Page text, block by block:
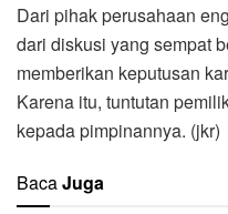
Dari pihak perusahaan
dari diskusi yang sempat
memberikan keputusan
Karena itu, tuntutan
kepada pimpinannya. (jkr)
BacaJuga